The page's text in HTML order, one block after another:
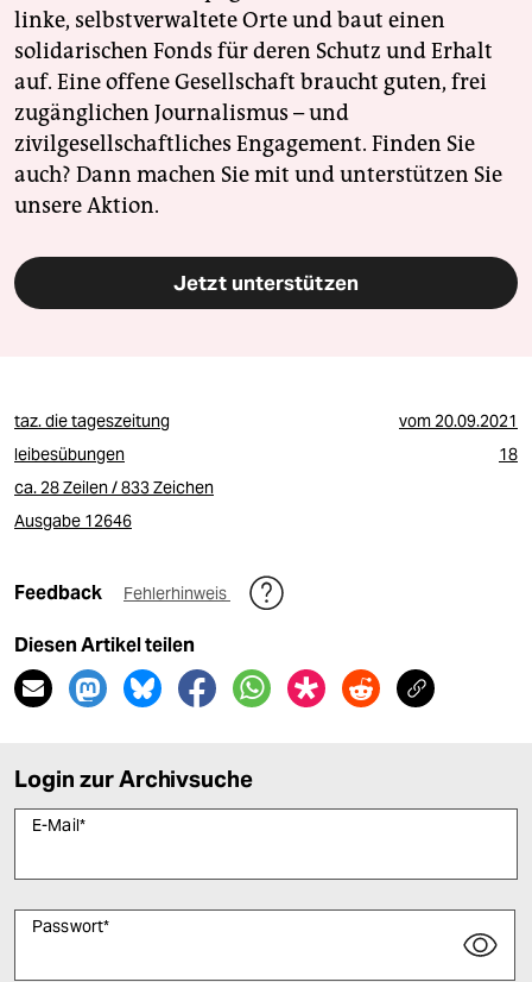
linke, selbstverwaltete Orte und baut einen
solidarischen Fonds für deren Schutz und Erhalt
auf. Eine offene Gesellschaft braucht guten, frei
zugänglichen Journalismus – und
zivilgesellschaftliches Engagement. Finden Sie
auch? Dann machen Sie mit und unterstützen Sie
unsere Aktion.
Jetzt unterstützen
taz. die tageszeitung vom20.09.2021
leibesübungen
18
ca. 28 Zeilen / 833 Zeichen
Ausgabe 12646
Feedback Fehlerhinweis
Diesen Artikel teilen
Login zur Archivsuche
E-Mail*
Passwort*